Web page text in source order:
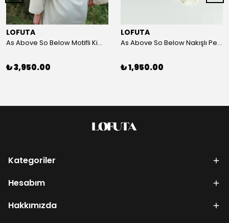
LOFUTA
As Above So Below Motifli Kimono
₺ 3,950.00
LOFUTA
As Above So Below Nakışlı Peştemal
₺ 1,950.00
Kategoriler
Hesabım
Hakkımızda